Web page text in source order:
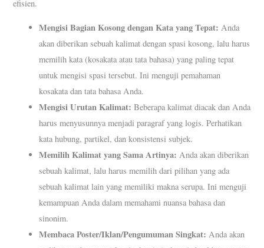
efisien.
Mengisi Bagian Kosong dengan Kata yang Tepat: Anda
akan diberikan sebuah kalimat dengan spasi kosong, lalu harus
memilih kata (kosakata atau tata bahasa) yang paling tepat
untuk mengisi spasi tersebut. Ini menguji pemahaman
kosakata dan tata bahasa Anda.
Mengisi Urutan Kalimat: Beberapa kalimat diacak dan Anda
harus menyusunnya menjadi paragraf yang logis. Perhatikan
kata hubung, partikel, dan konsistensi subjek.
Memilih Kalimat yang Sama Artinya: Anda akan diberikan
sebuah kalimat, lalu harus memilih dari pilihan yang ada
sebuah kalimat lain yang memiliki makna serupa. Ini menguji
kemampuan Anda dalam memahami nuansa bahasa dan
sinonim.
Membaca Poster/Iklan/Pengumuman Singkat: Anda akan